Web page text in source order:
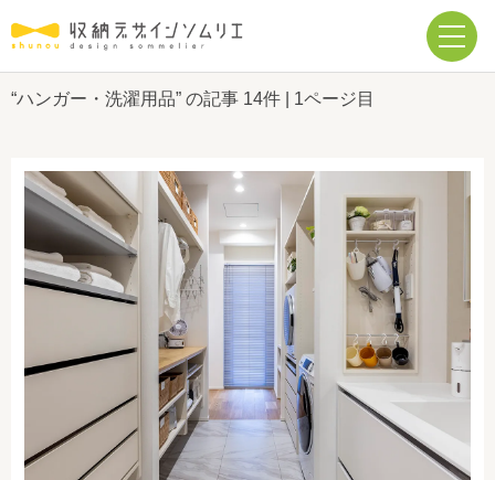
“ハンガー・洗濯用品” の記事 14件 | 1ページ目